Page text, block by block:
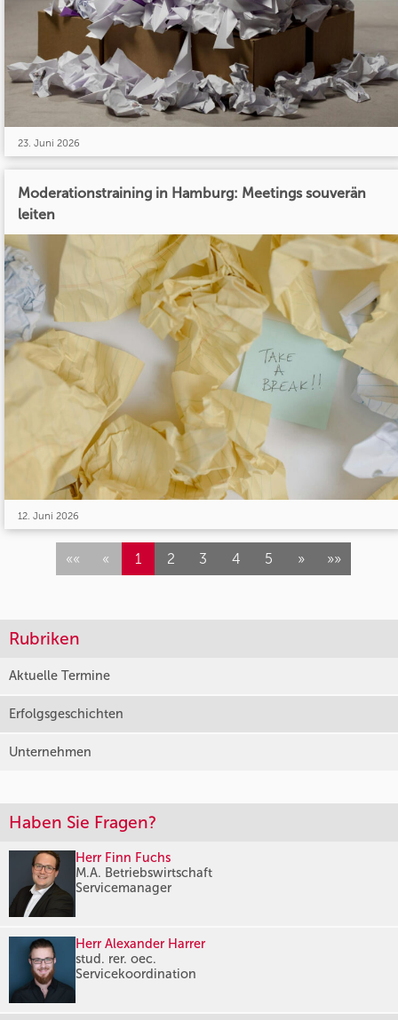
Rubriken
Aktuelle Termine
Erfolgsgeschichten
Unternehmen
Haben Sie Fragen?
Herr Finn Fuchs
M.A. Betriebswirtschaft
Servicemanager
Herr Alexander Harrer
stud. rer. oec.
Servicekoordination
23. Juni 2026
Moderationstraining in Hamburg: Meetings souverän
leiten
12. Juni 2026
«« « 1 2 3 4 5 » »»